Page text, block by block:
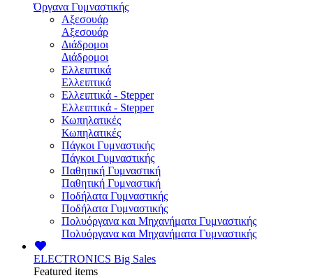
Όργανα Γυμναστικής
Αξεσουάρ
Αξεσουάρ
Διάδρομοι
Διάδρομοι
Ελλειπτικά
Ελλειπτικά
Ελλειπτικά - Stepper
Ελλειπτικά - Stepper
Κωπηλατικές
Κωπηλατικές
Πάγκοι Γυμναστικής
Πάγκοι Γυμναστικής
Παθητική Γυμναστική
Παθητική Γυμναστική
Ποδήλατα Γυμναστικής
Ποδήλατα Γυμναστικής
Πολυόργανα και Μηχανήματα Γυμναστικής
Πολυόργανα και Μηχανήματα Γυμναστικής
ELECTRONICS Big Sales
Featured items